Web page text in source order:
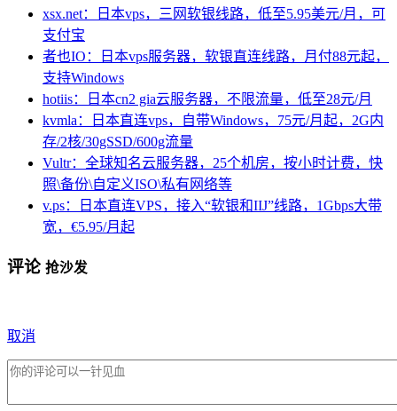
xsx.net：日本vps，三网软银线路，低至5.95美元/月，可
支付宝
者也IO：日本vps服务器，软银直连线路，月付88元起，
支持Windows
hotiis：日本cn2 gia云服务器，不限流量，低至28元/月
kvmla：日本直连vps，自带Windows，75元/月起，2G内
存/2核/30gSSD/600g流量
Vultr：全球知名云服务器，25个机房，按小时计费，快
照\备份\自定义ISO\私有网络等
v.ps：日本直连VPS，接入“软银和IIJ”线路，1Gbps大带
宽，€5.95/月起
评论 抢沙发
取消